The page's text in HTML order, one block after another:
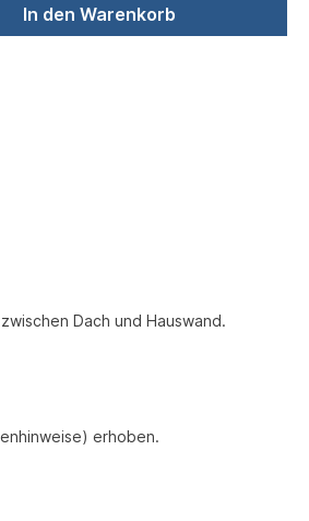
In den Warenkorb
Dach und Hauswand.
erhoben.